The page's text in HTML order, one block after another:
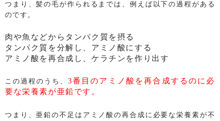
つまり、髪の毛が作られるまでは、例えば以下の過程がある
のです。
肉や魚などからタンパク質を摂る
タンパク質を分解し、アミノ酸にする
アミノ酸を再合成し、ケラチンを作り出す
この過程のうち、 3番目のアミノ酸を再合成するのに必
要な栄養素が亜鉛です。
つまり、亜鉛の不足はアミノ酸の再合成に必要な栄養素が不